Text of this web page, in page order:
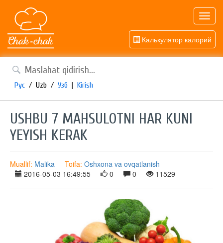
Калькулятор калорий
Рус / Uzb / Узб | Kirish
USHBU 7 MAHSULOTNI HAR KUNI
YEYISH KERAK
Muallif: Malika Toifa: Oshxona va ovqatlanish
2016-05-03 16:49:55
0 0 11529